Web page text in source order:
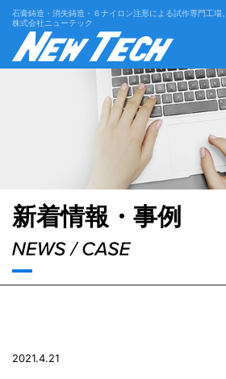
石膏鋳造・消失鋳造・６ナイロン注形による試作専門工場。
株式会社ニューテック
新着情報・事例
2021.4.21